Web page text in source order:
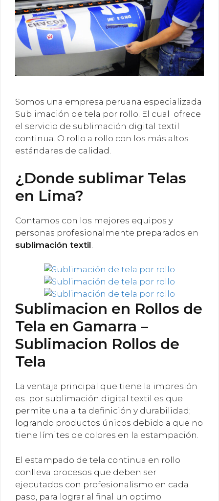
Somos una empresa peruana especializada
Sublimación de tela por rollo. El cual ofrece
el servicio de sublimación digital textil
continua. O rollo a rollo con los más altos
estándares de calidad.
¿Donde sublimar Telas
en Lima?
Contamos con los mejores equipos y
personas profesionalmente preparados en
sublimación textil
Sublimacion en Rollos de
Tela en Gamarra –
Sublimacion Rollos de
Tela
La ventaja principal que tiene la impresión
es por sublimación digital textil es que
permite una alta definición y durabilidad;
logrando productos únicos debido a que no
tiene límites de colores en la estampación.
El estampado de tela continua en rollo
conlleva procesos que deben ser
ejecutados con profesionalismo en cada
paso, para lograr al final un optimo